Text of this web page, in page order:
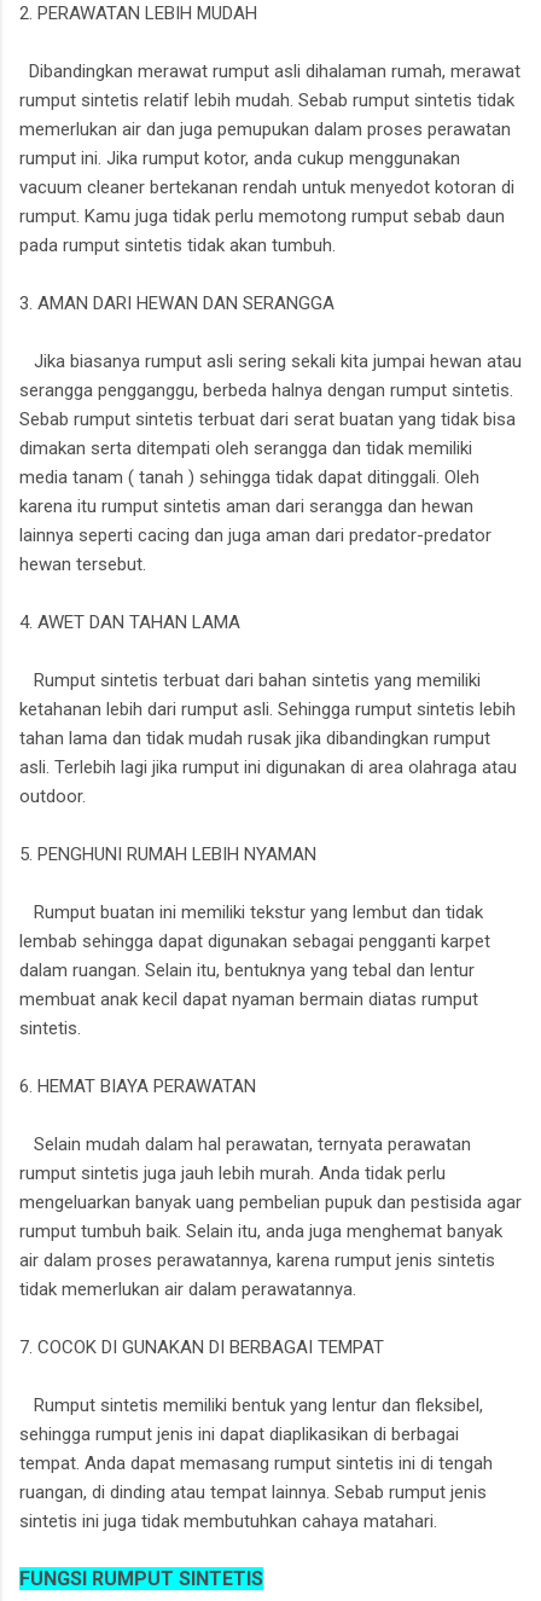
2. PERAWATAN LEBIH MUDAH
Dibandingkan merawat rumput asli dihalaman rumah, merawat
rumput sintetis relatif lebih mudah. Sebab rumput sintetis tidak
memerlukan air dan juga pemupukan dalam proses perawatan
rumput ini. Jika rumput kotor, anda cukup menggunakan
vacuum cleaner bertekanan rendah untuk menyedot kotoran di
rumput. Kamu juga tidak perlu memotong rumput sebab daun
pada rumput sintetis tidak akan tumbuh.
3. AMAN DARI HEWAN DAN SERANGGA
Jika biasanya rumput asli sering sekali kita jumpai hewan atau
serangga pengganggu, berbeda halnya dengan rumput sintetis.
Sebab rumput sintetis terbuat dari serat buatan yang tidak bisa
dimakan serta ditempati oleh serangga dan tidak memiliki
media tanam ( tanah ) sehingga tidak dapat ditinggali. Oleh
karena itu rumput sintetis aman dari serangga dan hewan
lainnya seperti cacing dan juga aman dari predator-predator
hewan tersebut.
4. AWET DAN TAHAN LAMA
Rumput sintetis terbuat dari bahan sintetis yang memiliki
ketahanan lebih dari rumput asli. Sehingga rumput sintetis lebih
tahan lama dan tidak mudah rusak jika dibandingkan rumput
asli. Terlebih lagi jika rumput ini digunakan di area olahraga atau
outdoor.
5. PENGHUNI RUMAH LEBIH NYAMAN
Rumput buatan ini memiliki tekstur yang lembut dan tidak
lembab sehingga dapat digunakan sebagai pengganti karpet
dalam ruangan. Selain itu, bentuknya yang tebal dan lentur
membuat anak kecil dapat nyaman bermain diatas rumput
sintetis.
6. HEMAT BIAYA PERAWATAN
Selain mudah dalam hal perawatan, ternyata perawatan
rumput sintetis juga jauh lebih murah. Anda tidak perlu
mengeluarkan banyak uang pembelian pupuk dan pestisida agar
rumput tumbuh baik. Selain itu, anda juga menghemat banyak
air dalam proses perawatannya, karena rumput jenis sintetis
tidak memerlukan air dalam perawatannya.
7. COCOK DI GUNAKAN DI BERBAGAI TEMPAT
Rumput sintetis memiliki bentuk yang lentur dan fleksibel,
sehingga rumput jenis ini dapat diaplikasikan di berbagai
tempat. Anda dapat memasang rumput sintetis ini di tengah
ruangan, di dinding atau tempat lainnya. Sebab rumput jenis
sintetis ini juga tidak membutuhkan cahaya matahari.
FUNGSI RUMPUT SINTETIS